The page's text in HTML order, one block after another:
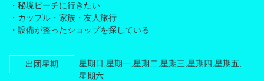
・秘境ビーチに行きたい
・カップル・家族・友人旅行
・設備が整ったショップを探している
出团星期
星期日,星期一,星期二,星期三,星期四,星期五,
星期六